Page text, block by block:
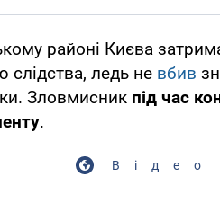
районі Києва
слідства, ледь не вбив
Зловмисник під час
.